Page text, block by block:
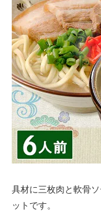
具材に三枚肉と軟骨
ットです。